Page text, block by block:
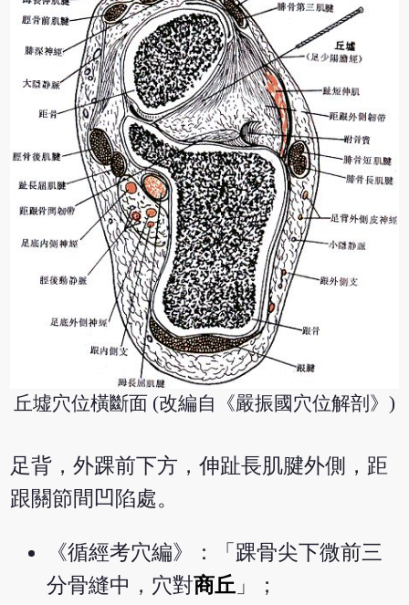
丘墟穴位橫斷面 (改編自《嚴振國穴位解剖》)
足背，外踝前下方，伸趾長肌腱外側，距
跟關節間凹陷處。
《循經考穴編》：「踝骨尖下微前三
分骨縫中，穴對商丘 」；